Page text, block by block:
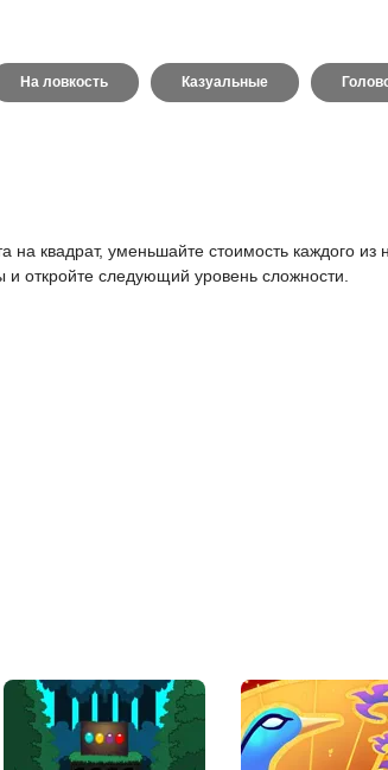
На ловкость Казуальные
квадрат, уменьшайте стоимость каждого
и откройте следующий уровень сложности.